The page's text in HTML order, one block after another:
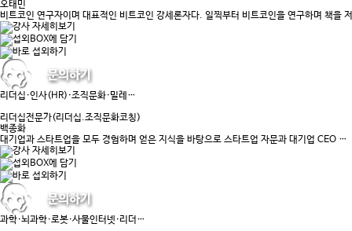
오태민
비트코인 연구자이며 대표적인 비트코인 강세론자다. 일찍부터 비트코인을 연구하며 책을
리더십·인사(HR)·조직문화·밀레…
리더십전문가(리더십.조직문화코칭)
백종화
대기업과 스타트업을 모두 경험하며 얻은 지식을 바탕으로 스타트업 자문과 대기업 CEO …
과학·뇌과학·로봇·사물인터넷·리더…